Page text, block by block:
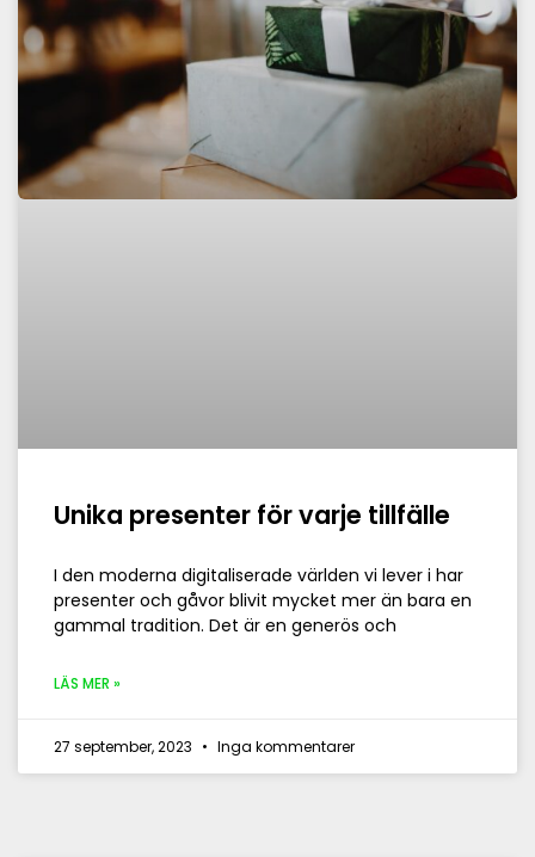
Unika presenter för varje tillfälle
I den moderna digitaliserade världen vi lever i har
presenter och gåvor blivit mycket mer än bara en
gammal tradition. Det är en generös och
LÄS MER »
27 september, 2023 Inga kommentarer